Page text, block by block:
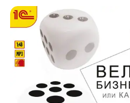
О нас
Партнерам